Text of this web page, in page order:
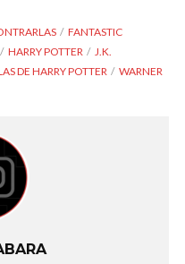
FANTASTIC
HARRY POTTER
J.K.
DE HARRY POTTER
WARNER